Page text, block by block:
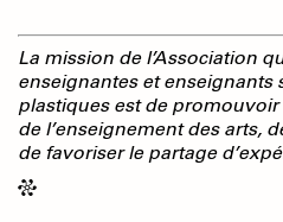
La mission de l’Association
enseignantes et enseignants
plastiques est de
de l’enseignement des arts,
de favoriser le partage